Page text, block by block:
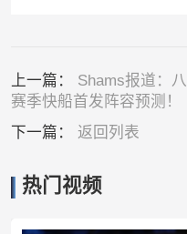
上一篇： Shams报道：
赛季快船首发阵容预测！
下一篇： 返回列表
热门视频